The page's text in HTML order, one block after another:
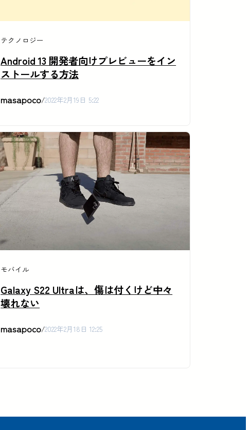
テクノロジー
Android 13 開発者向けプレビューをイン
ストールする方法
masapoco/2022年2月19日 5:22
モバイル
Galaxy S22 Ultraは、傷は付くけど中々
壊れない
masapoco/2022年2月18日 12:25